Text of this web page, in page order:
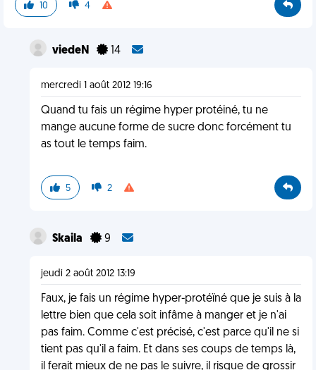
10 4
viedeN 14
mercredi 1 août 2012 19:16
Quand tu fais un régime hyper protéiné, tu ne
mange aucune forme de sucre donc forcément tu
as tout le temps faim.
5 2
Skaila 9
jeudi 2 août 2012 13:19
Faux, je fais un régime hyper-protéïné que je suis à la
lettre bien que cela soit infâme à manger et je n'ai
pas faim. Comme c'est précisé, c'est parce qu'il ne si
tient pas qu'il a faim. Et dans ses coups de temps là,
il ferait mieux de ne pas le suivre, il risque de grossir